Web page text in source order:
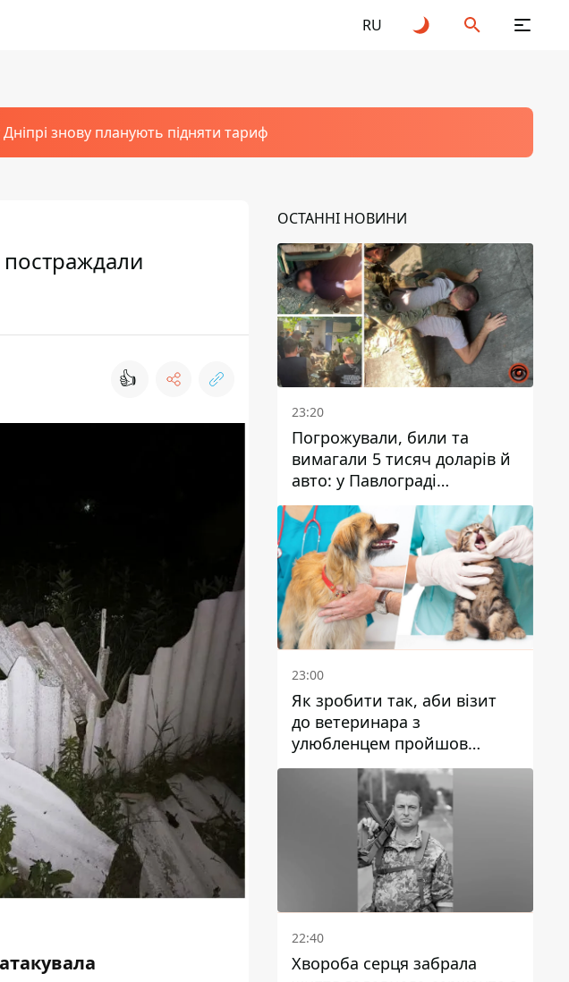
RU
знову планують підняти тариф
постраждали
👍
ОСТАННІ НОВИНИ
23:20
Погрожували, били та
вимагали 5 тисяч доларів й
авто: у Павлограді
затримали двох чоловіків
23:00
Як зробити так, аби візит
до ветеринара з
улюбленцем пройшов
спокійно: прості поради
22:40
Хвороба серця забрала